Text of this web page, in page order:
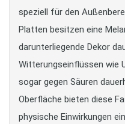
speziell für den
Platten besitzen eine
darunterliegende Dekor
Witterungseinflüssen wie
sogar gegen Säuren
Oberfläche bieten diese
physische Einwirkungen